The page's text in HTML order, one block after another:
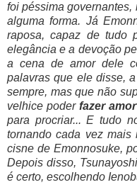
foi péssima
alguma forma. Já
raposa, capaz de tudo
elegância e a devoção
a cena de amor dele
palavras que ele disse,
sempre, mas que não
velhice poder fazer
para procriar... E tudo
tornando cada vez
cisne de Emonnosuke,
Depois disso,
é certo, escolhendo